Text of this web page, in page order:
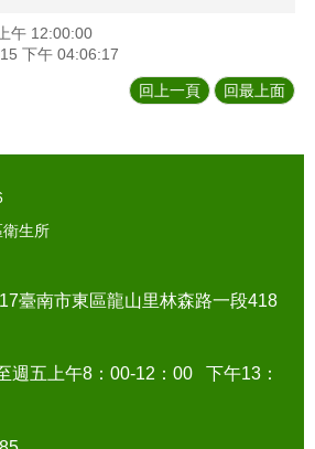
午 12:00:00
下午 04:06:17
回上一頁 回最上面
生所
臺南市東區龍山里林森路一段418
週五上午8：00-12：00 下午13：